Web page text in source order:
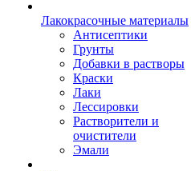
Лакокрасочные материалы
Антисептики
Грунты
Добавки в растворы
Краски
Лаки
Лессировки
Растворители и
очистители
Эмали